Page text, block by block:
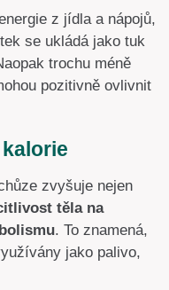
z jídla a nápojů,
se ukládá jako tuk
trochu méně
pozitivně ovlivnit
zvyšuje nejen
těla na
. To znamená,
jako palivo,